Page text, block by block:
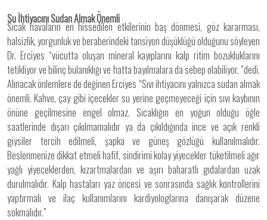
Su İhtiyacını Sudan Almak Önemli
Sıcak havaların en hissedilen etkilerinin baş dönmesi, göz kararması,
halsizlik, yorgunluk ve beraberindeki tansiyon düşüklüğü olduğunu söyleyen
Dr. Erciyes “vücutta oluşan mineral kayıplarını kalp ritim bozukluklarını
tetikliyor ve bilinç bulanıklığı ve hatta bayılmalara da sebep olabiliyor. ”dedi.
Alınacak önlemlere de değinen Erciyes “Sıvı ihtiyacını yalnızca sudan almak
önemli. Kahve, çay gibi içecekler su yerine geçmeyeceği için sıvı kaybının
önüne geçilmesine engel olmaz. Sıcaklığın en yoğun olduğu öğle
saatlerinde dışarı çıkılmamalıdır ya da çıkıldığında ince ve açık renkli
giysiler tercih edilmeli, şapka ve güneş gözlüğü kullanılmalıdır.
Beslenmenize dikkat etmeli hafif, sindirimi kolay yiyecekler tüketilmeli ağır
yağlı yiyeceklerden, kızartmalardan ve aşırı baharatlı gıdalardan uzak
durulmalıdır. Kalp hastaları yaz öncesi ve sonrasında sağlık kontrollerini
yaptırmalı ve ilaç kullanımlarını kardiyologlarına danışarak düzene
sokmalıdır.”